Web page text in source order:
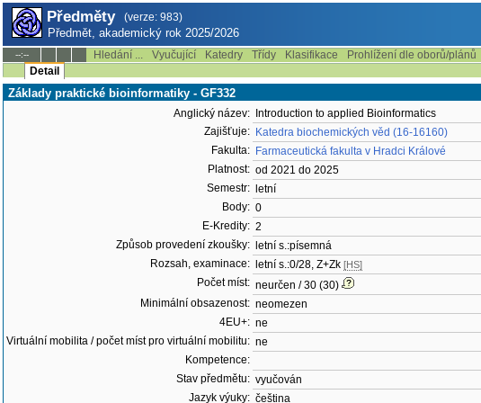
Předměty (verze: 983)
Předmět, akademický rok 2025/2026
--:-- Hledání ... Vyučující Katedry Třídy Klasifikace Prohlížení dle oborů/plánů
Detail
Základy praktické bioinformatiky - GF332
Anglický název:
Introduction to applied Bioinformatics
Zajišťuje: Katedra biochemických věd (16-16160)
Fakulta: Farmaceutická fakulta v Hradci Králové
Platnost: od 2021 do 2025
Semestr:
letní
Body: 0
E-Kredity: 2
Způsob provedení zkoušky:
letní s.:písemná
Rozsah, examinace:
letní s.:0/28, Z+Zk [HS]
Počet míst: neurčen / 30 (30)
Minimální obsazenost: neomezen
4EU+: ne
Virtuální mobilita / počet míst pro virtuální mobilitu: ne
Kompetence:
Stav předmětu: vyučován
Jazyk výuky: čeština